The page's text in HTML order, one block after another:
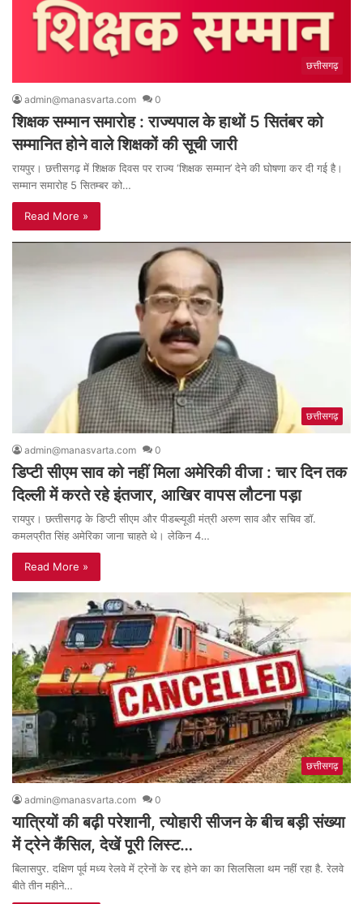
छत्तीसगढ़
admin@manasvarta.com 0
शिक्षक सम्मान समारोह : राज्‍यपाल के हाथों 5 सितंबर को
सम्मानित होने वाले शिक्षकों की सूची जारी
रायपुर। छत्तीसगढ़ में शिक्षक दिवस पर राज्य ‘शिक्षक सम्मान’ देने की घोषणा कर दी गई है।
सम्मान समारोह 5 सितम्बर को…
Read More »
छत्तीसगढ़
admin@manasvarta.com 0
डिप्‍टी सीएम साव को नहीं मिला अमेरिकी वीजा : चार दिन तक
दिल्ली में करते रहे इंतजार, आखिर वापस लौटना पड़ा
रायपुर। छत्‍तीसगढ़ के डिप्‍टी सीएम और पीडब्‍ल्‍यूडी मंत्री अरुण साव और सचि‍व डॉ.
कमलप्रीत सिंह अमेरिका जाना चाहते थे। लेकिन 4…
Read More »
छत्तीसगढ़
admin@manasvarta.com 0
यात्रियों की बढ़ी परेशानी, त्योहारी सीजन के बीच बड़ी संख्या
में ट्रेने कैंसिल, देखें पूरी लिस्ट…
बिलासपुर. दक्षिण पूर्व मध्य रेलवे में ट्रेनों के रद्द होने का का सिलसिला थम नहीं रहा है. रेलवे
बीते तीन महीने…